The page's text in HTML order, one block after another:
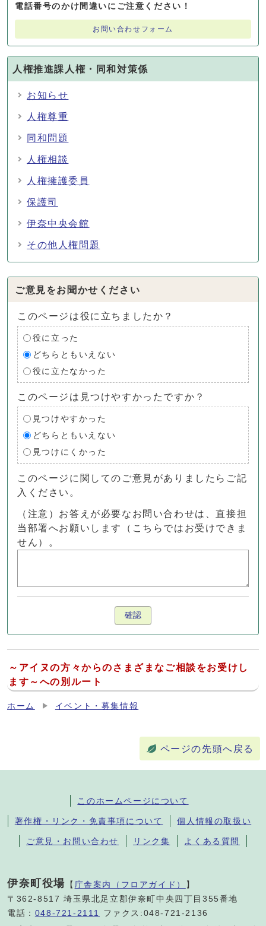
電話番号のかけ間違いにご注意ください！
お問い合わせフォーム
人権推進課人権・同和対策係
お知らせ
人権尊重
同和問題
人権相談
人権擁護委員
保護司
伊奈中央会館
その他人権問題
ご意見をお聞かせください
このページは役に立ちましたか？
役に立った
どちらともいえない
役に立たなかった
このページは見つけやすかったですか？
見つけやすかった
どちらともいえない
見つけにくかった
このページに関してのご意見がありましたらご記
入ください。
（注意）お答えが必要なお問い合わせは、直接担
当部署へお願いします（こちらではお受けできま
せん）。
確認
～アイヌの方々からのさまざまなご相談をお受けし
ます～への別ルート
ホーム イベント・募集情報
ページの先頭へ戻る
このホームページについて
著作権・リンク・免責事項について 個人情報の取扱い
ご意見・お問い合わせ リンク集 よくある質問
伊奈町役場 【 庁舎案内（フロアガイド） 】
〒362-8517 埼玉県北足立郡伊奈町中央四丁目355番地
電話： 048-721-2111
ファクス:048-721-2136